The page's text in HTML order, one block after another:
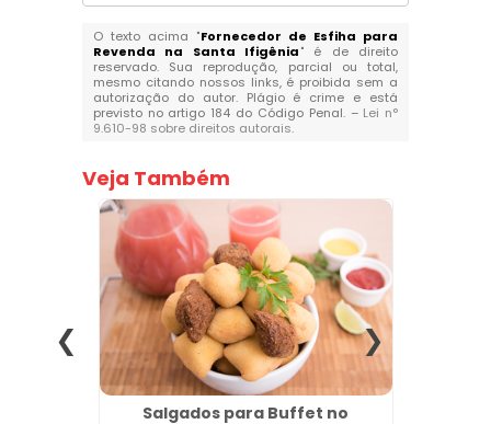
O texto acima "Fornecedor de Esfiha para
Revenda na Santa Ifigênia" é de direito
reservado. Sua reprodução, parcial ou total,
mesmo citando nossos links, é proibida sem a
autorização do autor. Plágio é crime e está
previsto no artigo 184 do Código Penal. – Lei n°
9.610-98 sobre direitos autorais.
Veja Também
Salgados para Buffet no